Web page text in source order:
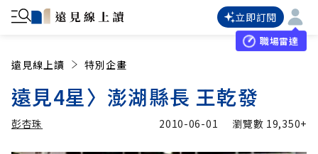
立即訂閱
職場雷達
遠見線上讀 特別企畫
遠見4星〉澎湖縣長 王乾發
彭杏珠 2010-06-01 瀏覽數 19,350+